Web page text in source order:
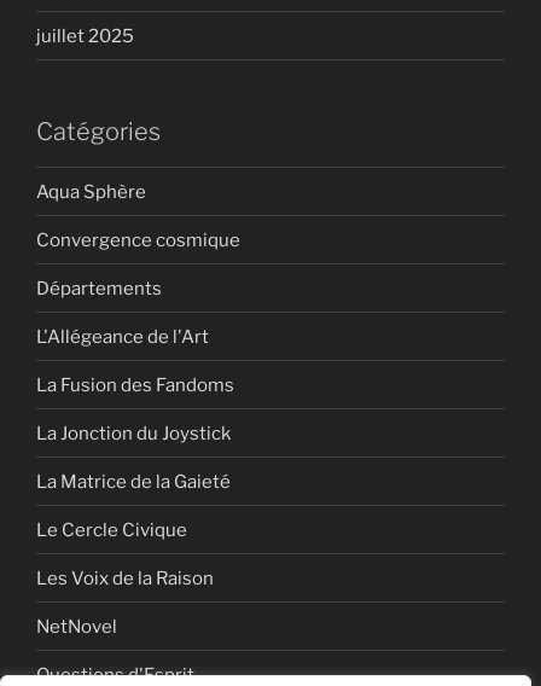
juillet 2025
Catégories
Aqua Sphère
Convergence cosmique
Départements
L'Allégeance de l'Art
La Fusion des Fandoms
La Jonction du Joystick
La Matrice de la Gaieté
Le Cercle Civique
Les Voix de la Raison
NetNovel
Questions d'Esprit